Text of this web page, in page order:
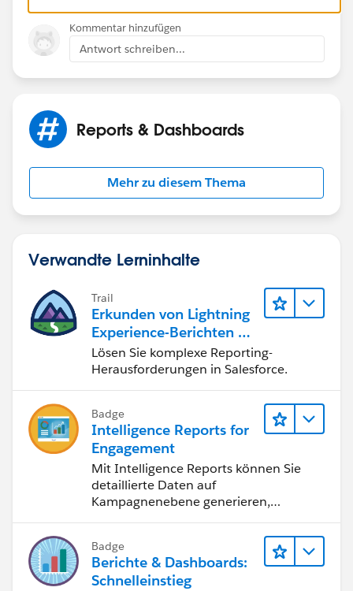
Kommentar hinzufügen
Antwort schreiben...
Reports & Dashboards
Mehr zu diesem Thema
Verwandte Lerninhalte
Trail
Erkunden von Lightning
Experience-Berichten & -
Dashboards
Lösen Sie komplexe Reporting-
Herausforderungen in Salesforce.
Badge
Intelligence Reports for
Engagement
Mit Intelligence Reports können Sie
detaillierte Daten auf
Kampagnenebene generieren,
Badge
Berichte & Dashboards:
Schnelleinstieg